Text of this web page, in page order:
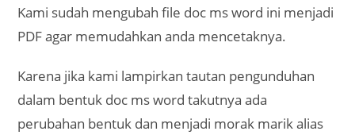
Kami sudah mengubah file doc ms word ini menjadi
PDF agar memudahkan anda mencetaknya.
Karena jika kami lampirkan tautan pengunduhan
dalam bentuk doc ms word takutnya ada
perubahan bentuk dan menjadi morak marik alias